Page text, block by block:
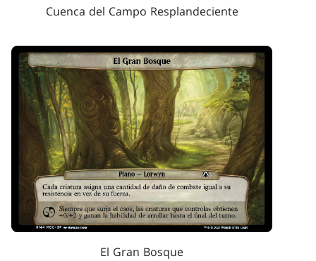
Cuenca del Campo Resplandeciente
El Gran Bosque